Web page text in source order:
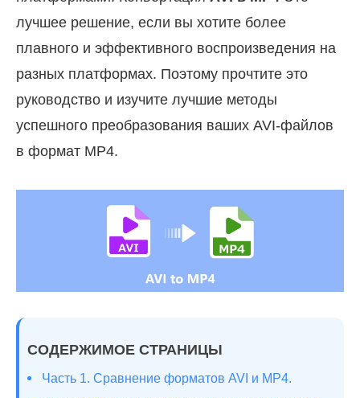
лучшее решение, если вы хотите более
плавного и эффективного воспроизведения на
разных платформах. Поэтому прочтите это
руководство и изучите лучшие методы
успешного преобразования ваших AVI-файлов
в формат MP4.
СОДЕРЖИМОЕ СТРАНИЦЫ
Часть 1. Сравнение форматов AVI и MP4.